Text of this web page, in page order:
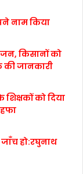
नाम किया
किसानों को
की जानकारी
को दिया
जाँच हो:रघुनाथ